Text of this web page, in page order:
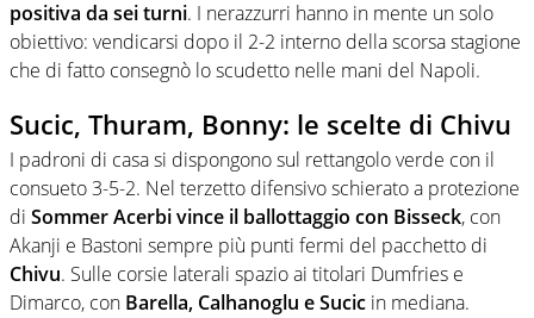
positiva da sei turni. I nerazzurri hanno in mente un solo
obiettivo: vendicarsi dopo il 2-2 interno della scorsa stagione
che di fatto consegnò lo scudetto nelle mani del Napoli.
Sucic, Thuram, Bonny: le scelte di Chivu
I padroni di casa si dispongono sul rettangolo verde con il
consueto 3-5-2. Nel terzetto difensivo schierato a protezione
di SommerAcerbi vince il ballottaggio con Bisseck, con
Akanji e Bastoni sempre più punti fermi del pacchetto di
Chivu. Sulle corsie laterali spazio ai titolari Dumfries e
Dimarco, con Barella, Calhanoglu e Sucic in mediana.